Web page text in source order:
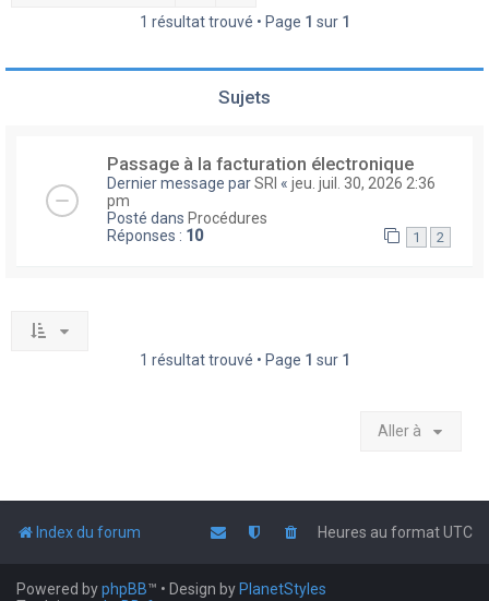
e
1 résultat trouvé • Page 1 sur 1
Sujets
Passage à la facturation électronique
Dernier message parSRI « jeu. juil. 30, 2026 2:36
pm
Posté dans Procédures
Réponses : 10 1 2
1 résultat trouvé • Page 1 sur 1
Aller à
Index du forum Heures au formatUTC
Powered byphpBB™ • Design by PlanetStyles